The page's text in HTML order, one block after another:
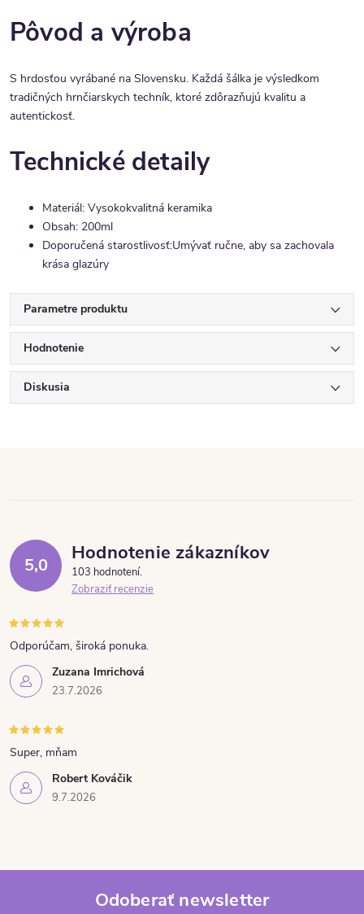
Pôvod a výroba
S hrdosťou vyrábané na Slovensku. Každá šálka je výsledkom
tradičných hrnčiarskych techník, ktoré zdôrazňujú kvalitu a
autentickosť.
Technické detaily
Materiál: Vysokokvalitná keramika
Obsah: 200ml
Doporučená starostlivosť:Umývať ručne, aby sa zachovala
krása glazúry
Parametre produktu
Hodnotenie
Diskusia
5,0
Hodnotenie zákazníkov
103 hodnotení
Zobraziť recenzie
Zuzana Imrichová
23.7.2026
Odporúčam, široká ponuka.
Robert Kováčik
9.7.2026
Super, mňam
Odoberať newsletter